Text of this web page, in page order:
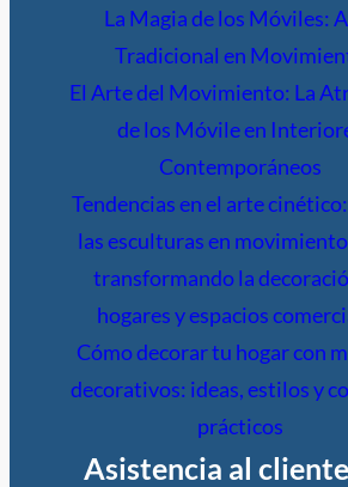
La Magia de los Móviles:
Tradicional en
El Arte del Movimiento: La
de los Móvile en
Contemporáneos
Tendencias en el arte
las esculturas en
transformando la
hogares y espacios
Cómo decorar tu hogar con
decorativos: ideas, estilos y
prácticos
Asistencia al cliente